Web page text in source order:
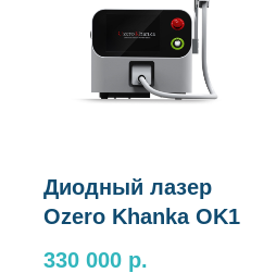
Диодный лазер
Ozero Khanka OK1
330 000 р.